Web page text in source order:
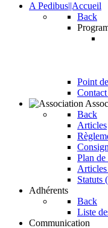
A Pedibus||Accueil
Back
Point
Back
Articles
Plan
Articles
Statuts
Adhérents
Back
Liste
Communication